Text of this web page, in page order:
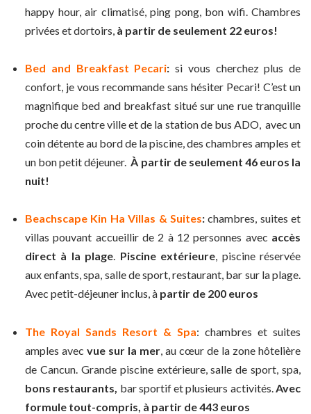
happy hour, air climatisé, ping pong, bon wifi. Chambres
privées et dortoirs, à partir de seulement 22 euros!
Bed and Breakfast Pecari: si vous cherchez plus de
confort, je vous recommande sans hésiter Pecari! C’est un
magnifique bed and breakfast situé sur une rue tranquille
proche du centre ville et de la station de bus ADO, avec un
coin détente au bord de la piscine, des chambres amples et
un bon petit déjeuner.À partir de seulement 46 euros la
nuit!
Beachscape Kin Ha Villas & Suites:chambres, suites et
villas pouvant accueillir de 2 à 12 personnes avec accès
direct à la plage. Piscine extérieure, piscine réservée
aux enfants, spa, salle de sport, restaurant, bar sur la plage.
Avec petit-déjeuner inclus, à partir de 200 euros
The Royal Sands Resort & Spa: chambres et suites
amples avec vue sur la mer, au cœur de la zone hôtelière
de Cancun. Grande piscine extérieure, salle de sport, spa,
bons restaurants, bar sportif et plusieurs activités.Avec
formule tout-compris, à partir de 443 euros